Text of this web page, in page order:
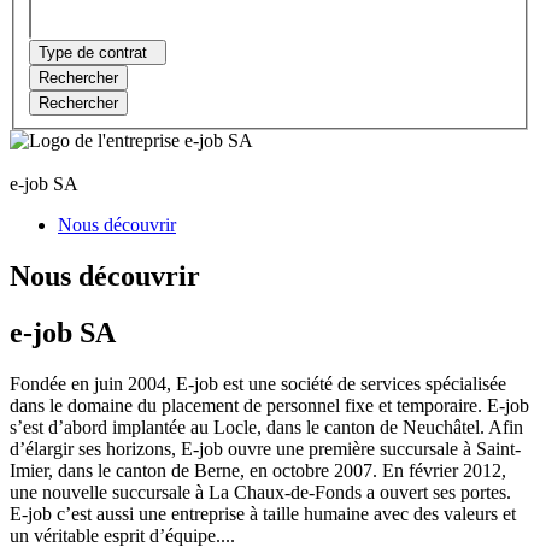
Type de contrat
Rechercher
Rechercher
e-job SA
Nous découvrir
Nous découvrir
e-job SA
Fondée en juin 2004, E-job est une société de services spécialisée
dans le domaine du placement de personnel fixe et temporaire. E-job
s’est d’abord implantée au Locle, dans le canton de Neuchâtel. Afin
d’élargir ses horizons, E-job ouvre une première succursale à Saint-
Imier, dans le canton de Berne, en octobre 2007. En février 2012,
une nouvelle succursale à La Chaux-de-Fonds a ouvert ses portes.
E-job c’est aussi une entreprise à taille humaine avec des valeurs et
un véritable esprit d’équipe....